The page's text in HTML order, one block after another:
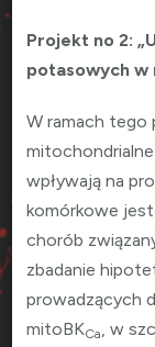
Projekt no 2:
potasowych w
W ramach tego
wpływają na
komórkowe
chorób
zbadanie
prowadzących
mitoBKCa, w